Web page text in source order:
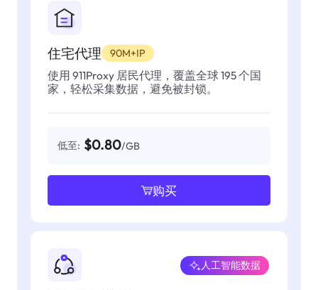
住宅代理 90M+IP
使用 911Proxy 居民代理，覆盖全球 195 个国
家，轻松采集数据，避免被封锁。
低至: $0.80/GB
购买
人工智能数据